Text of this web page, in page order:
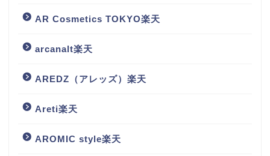
AR Cosmetics TOKYO楽天
arcanalt楽天
AREDZ（アレッズ）楽天
Areti楽天
AROMIC style楽天